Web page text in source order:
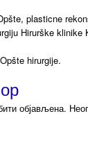
plasticne
Hirurške klinike
hirurgije.
објављена.